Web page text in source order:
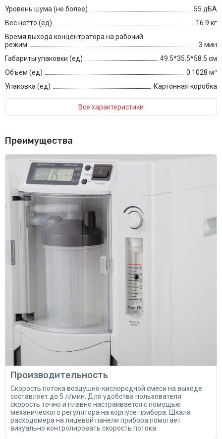
Уровень шума (не более)
55 дБА
Вес нетто (ед)
16.9 кг
Время выхода концентратора на рабочий
режим
3 мин
Габариты упаковки (ед)
49.5*35.5*58.5 см
Объем (ед)
0.1028 м³
Упаковка (ед)
Картонная коробка
Все характеристики
Преимущества
Производительность
Скорость потока воздушно-кислородной смеси на выходе
составляет до 5 л/мин. Для удобства пользователя
скорость точно и плавно настраивается с помощью
механического регулятора на корпусе прибора. Шкала
расходомера на лицевой панели прибора помогает
визуально контролировать скорость потока.